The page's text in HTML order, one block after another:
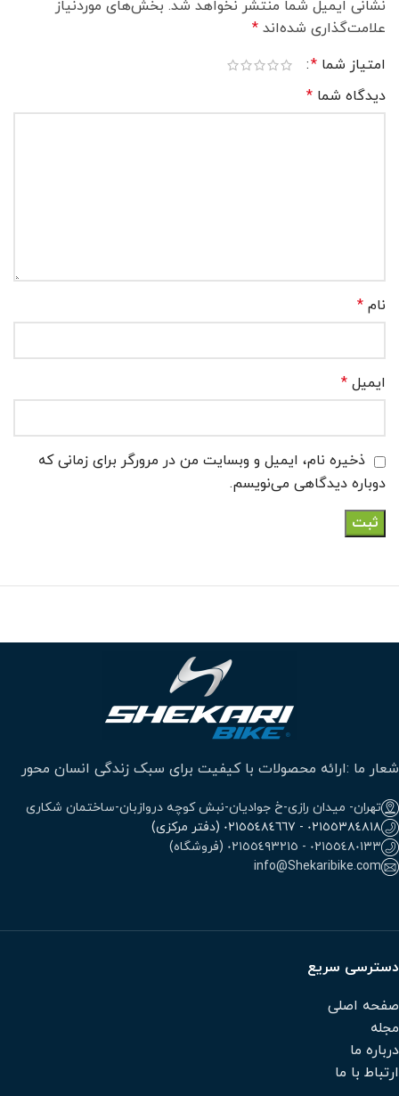
نشانی ایمیل شما منتشر نخواهد شد. بخش‌های موردنیاز
علامت‌گذاری شده‌اند *
امتیاز شما *
دیدگاه شما *
نام *
ایمیل *
ذخیره نام، ایمیل و وبسایت من در مرورگر برای زمانی که
دوباره دیدگاهی می‌نویسم.
شعار ما :ارائه محصولات با کیفیت برای سبک زندگی انسان محور
تهران- میدان رازی-خ جوادیان-نبش کوچه دروازبان-ساختمان شکاری
٠٢١٥٥٣٨٤٨١٨ - ٠٢١٥٥٤٨٤٦٦٧ (دفتر مرکزی)
٠٢١٥٥٤٨٠١٣٣ - ٠٢١٥٥٤٩٣٢١٥ (فروشگاه)
info@Shekaribike.com
دسترسی سریع
صفحه اصلی
مجله
درباره ما
ارتباط با ما